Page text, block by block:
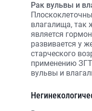
Рак вульвы и
влагалища,
является
развивается у
старческого
применению
вульвы и